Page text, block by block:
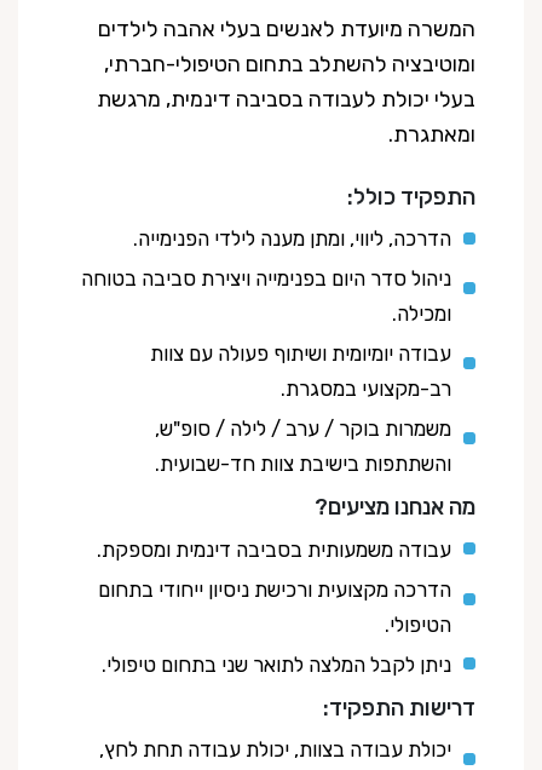
המשרה מיועדת לאנשים בעלי אהבה לילדים
ומוטיבציה להשתלב בתחום הטיפולי-חברתי,
בעלי יכולת לעבודה בסביבה דינמית, מרגשת
ומאתגרת.
התפקיד כולל:
הדרכה, ליווי, ומתן מענה לילדי הפנימייה.
ניהול סדר היום בפנימייה ויצירת סביבה בטוחה
ומכילה.
עבודה יומיומית ושיתוף פעולה עם צוות
רב-מקצועי במסגרת.
משמרות בוקר / ערב / לילה / סופ"ש,
והשתתפות בישיבת צוות חד-שבועית.
מה אנחנו מציעים?
עבודה משמעותית בסביבה דינמית ומספקת.
הדרכה מקצועית ורכישת ניסיון ייחודי בתחום
הטיפולי.
ניתן לקבל המלצה לתואר שני בתחום טיפולי.
דרישות התפקיד:
יכולת עבודה בצוות, יכולת עבודה תחת לחץ,